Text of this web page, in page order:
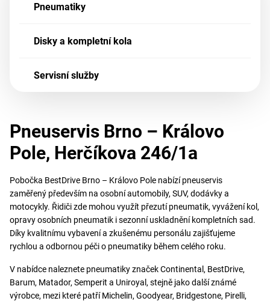
Pneumatiky
Disky a kompletní kola
Servisní služby
Pneuservis Brno – Královo
Pole, Herčíkova 246/1a
Pobočka BestDrive Brno – Královo Pole nabízí pneuservis
zaměřený především na osobní automobily, SUV, dodávky a
motocykly. Řidiči zde mohou využít přezutí pneumatik, vyvážení kol,
opravy osobních pneumatik i sezonní uskladnění kompletních sad.
Díky kvalitnímu vybavení a zkušenému personálu zajišťujeme
rychlou a odbornou péči o pneumatiky během celého roku.
V nabídce naleznete pneumatiky značek Continental, BestDrive,
Barum, Matador, Semperit a Uniroyal, stejně jako další známé
výrobce, mezi které patří Michelin, Goodyear, Bridgestone, Pirelli,